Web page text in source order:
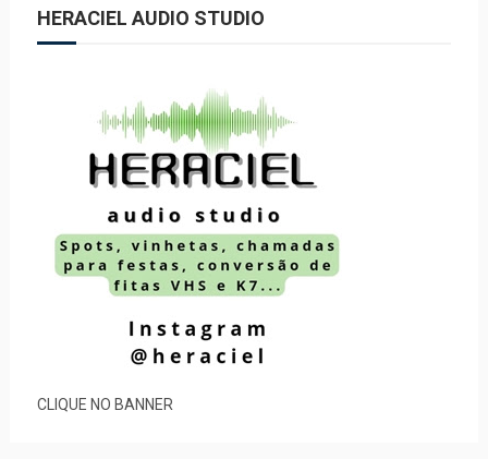
HERACIEL AUDIO STUDIO
CLIQUE NO BANNER